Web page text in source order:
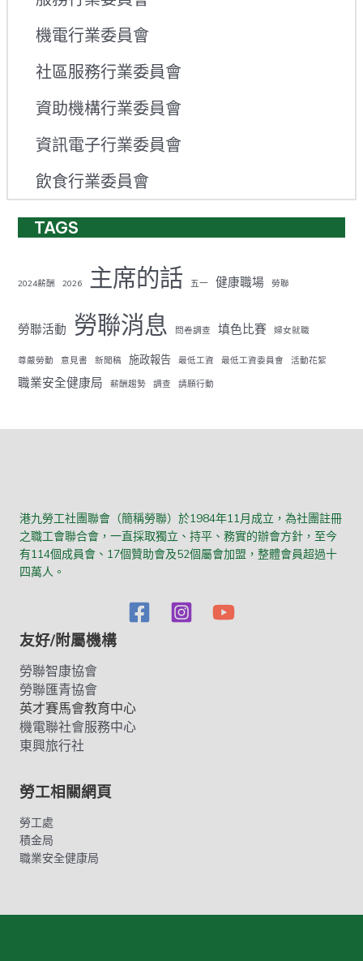
機電行業委員會
社區服務行業委員會
資助機構行業委員會
資訊電子行業委員會
飲食行業委員會
TAGS
2024薪酬 2026 主席的話 五一 健康職場 勞聯
勞聯活動 勞聯消息 問卷調查 填色比賽 婦女就職
尊嚴勞動 意見書 新聞稿 施政報告 最低工資 最低工資委員會 活動花絮
職業安全健康局 薪酬趨勢 調查 請願行動
港九勞工社團聯會（簡稱勞聯）於1984年11月成立，為社團註冊
之職工會聯合會，一直採取獨立、持平、務實的辦會方針，至今
有114個成員會、17個贊助會及52個屬會加盟，整體會員超過十
四萬人。
友好/附屬機構
勞聯智康協會
勞聯匯青協會
英才賽馬會教育中心
機電聯社會服務中心
東興旅行社
勞工相關網頁
勞工處
積金局
職業安全健康局